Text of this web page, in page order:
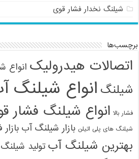
شیلنگ نخدار فشار قوی
برچسب‌ها
اتصالات هیدرولیک انواع
شیلنگ انواع شیلنگ
فشار بالا انواع شیلنگ فشار
شیلنگ های پلی اتیلن بازار شیلنگ آب
بهترین شیلنگ آب تولید